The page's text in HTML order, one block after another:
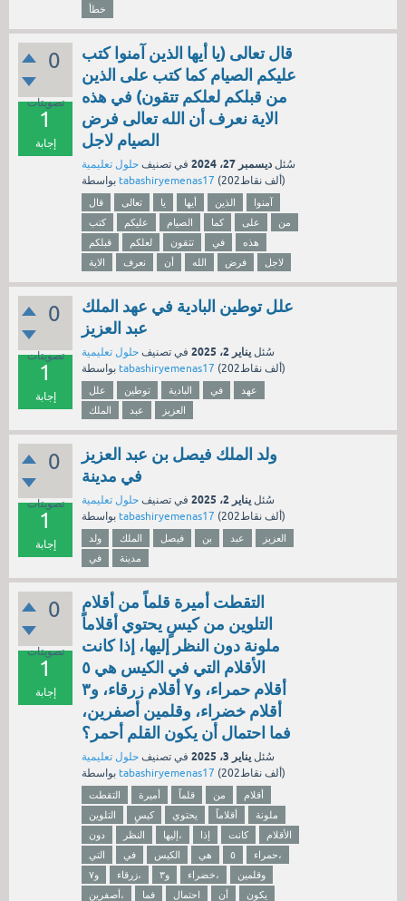
خطأ
0
تصويتات
1
إجابة
قال تعالى (يا أيها الذين آمنوا كتب
عليكم الصيام كما كتب على الذين
من قبلكم لعلكم تتقون) في هذه
الاية نعرف أن الله تعالى فرض
الصيام لاجل
سُئل ديسمبر 27، 2024 في تصنيف حلول تعليمية
tabashiryemenas17 ( 202ألفنقاط)
قال تعالى يا أيها الذين
آمنوا
كتب
عليكم الصيام كما على
من
قبلكم
لعلكم تتقون في
هذه
الاية
نعرف أن الله فرض لاجل
0
تصويتات
1
إجابة
علل توطين البادية في عهد الملك
عبد العزيز
سُئل يناير 2، 2025 في تصنيف حلول تعليمية
tabashiryemenas17 ( 202ألفنقاط)
علل توطين البادية في
عهد
الملك
عبد العزيز
0
تصويتات
1
إجابة
ولد الملك فيصل بن عبد العزيز
في مدينة
سُئل يناير 2، 2025 في تصنيف حلول تعليمية
tabashiryemenas17 ( 202ألفنقاط)
ولد الملك فيصل بن عبد
العزيز
في
مدينة
0
تصويتات
1
إجابة
التقطت أميرة قلماً من أقلام
التلوين من كيسٍ يحتوي أقلاماً
ملونة دون النظر إليها، إذا كانت
الأقلام التي في الكيس هي ٥
أقلام حمراء، و٧ أقلام زرقاء، و٣
أقلام خضراء، وقلمين أصفرين،
فما احتمال أن يكون القلم أحمر؟
سُئل يناير 3، 2025 في تصنيف حلول تعليمية
tabashiryemenas17 ( 202ألفنقاط)
التقطت أميرة قلماً من
أقلام
التلوين
كيسٍ يحتوي أقلاماً
ملونة
دون
النظر إليها، إذا كانت
الأقلام
التي
في الكيس هي ٥
حمراء،
و٧
زرقاء، و٣ خضراء،
وقلمين
أصفرين،
فما احتمال أن
يكون